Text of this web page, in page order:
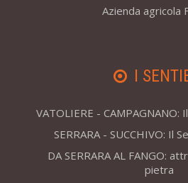
Azienda agricola
I
VATOLIERE - CAMPAGNANO:
SERRARA - SUCCHIVO: Il
DA SERRARA AL FANGO:
pietra